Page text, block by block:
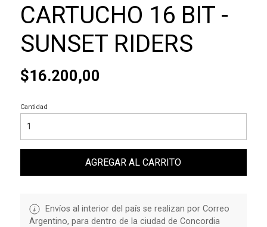
CARTUCHO 16 BIT -
SUNSET RIDERS
$16.200,00
Cantidad
AGREGAR AL CARRITO
Envíos al interior del país se realizan por Correo
Argentino, para dentro de la ciudad de Concordia